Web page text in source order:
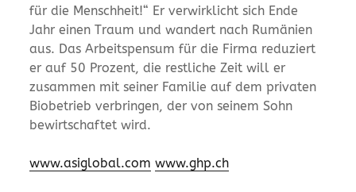
für die Menschheit!“ Er verwirklicht sich Ende
Jahr einen Traum und wandert nach Rumänien
aus. Das Arbeitspensum für die Firma reduziert
er auf 50 Prozent, die restliche Zeit will er
zusammen mit seiner Familie auf dem privaten
Biobetrieb verbringen, der von seinem Sohn
bewirtschaftet wird.
www.asiglobal.com www.ghp.ch